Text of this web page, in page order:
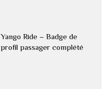
Yango Ride – Badge de
profil passager complété